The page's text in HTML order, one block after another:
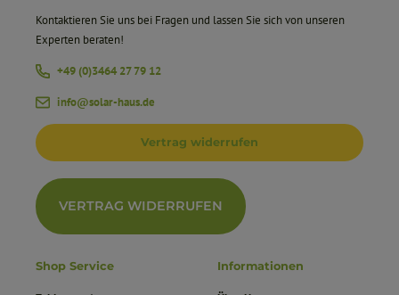
Kontaktieren Sie uns bei Fragen und lassen Sie sich von unseren
Experten beraten!
+49 (0)3464 27 79 12
info@solar-haus.de
Vertrag widerrufen
VERTRAG WIDERRUFEN
Shop Service Informationen